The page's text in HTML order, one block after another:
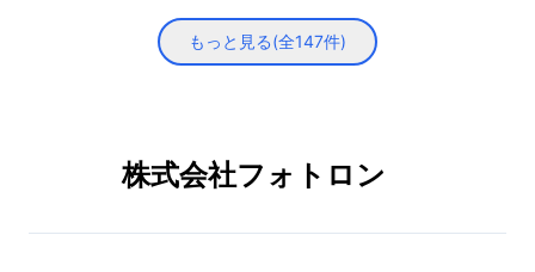
もっと見る(全147件)
株式会社フォトロン